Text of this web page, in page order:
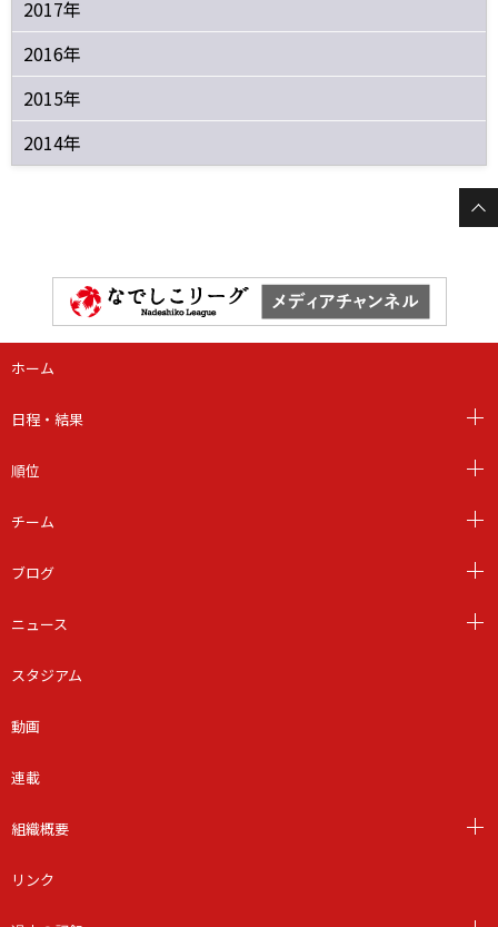
2017年
2016年
2015年
2014年
ホーム
日程・結果
順位
チーム
ブログ
ニュース
スタジアム
動画
連載
組織概要
リンク